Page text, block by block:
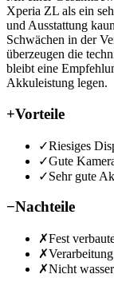
Xperia ZL als ein
und Ausstattung
Schwächen in der
überzeugen die
bleibt eine
Akkuleistung legen.
+Vorteile
✓Riesiges
✓Gute
✓Sehr gute
−Nachteile
✗Fest
✗
✗Nicht